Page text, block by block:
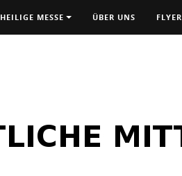
HEILIGE MESSE ÜBER UNS FLYER